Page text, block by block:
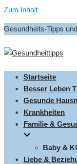
Zum Inhalt
Gesundheits-Tipps
Startseite
Besser Leben
Gesunde
Krankheiten
Familie &
Baby &
Liebe &